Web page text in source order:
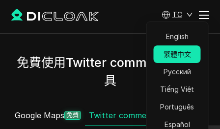
TC
English
繁體中文
Русский
Tiếng Việt
Português
Español
免費使用Twitter comment抓取工
具
Google Maps 免費 Twitter comment